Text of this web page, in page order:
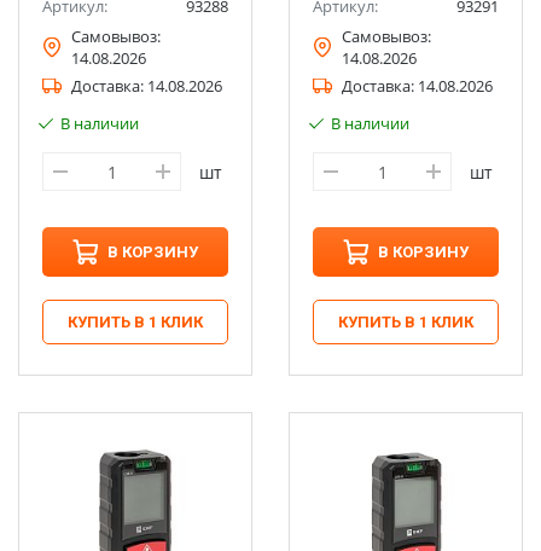
Артикул:
93288
Самовывоз:
14.08.2026
Доставка: 14.08.2026
В наличии
шт
В КОРЗИНУ
КУПИТЬ В 1 КЛИК
Артикул:
93291
Самовывоз:
14.08.2026
Доставка: 14.08.2026
В наличии
шт
В КОРЗИНУ
КУПИТЬ В 1 КЛИК